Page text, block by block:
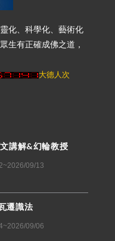
化、科學化、藝術化
生有正確成佛之道，
大德人次
講解&幻輪教授
09/13
遷識法
09/06